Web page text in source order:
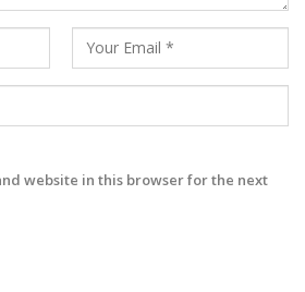
website in this browser for the next